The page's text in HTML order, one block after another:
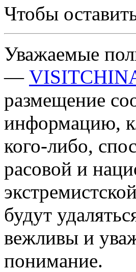
Чтобы
Уважаемые
—
размещение
информацию,
кого-либо,
расовой и
будут
вежливы и
понимание.